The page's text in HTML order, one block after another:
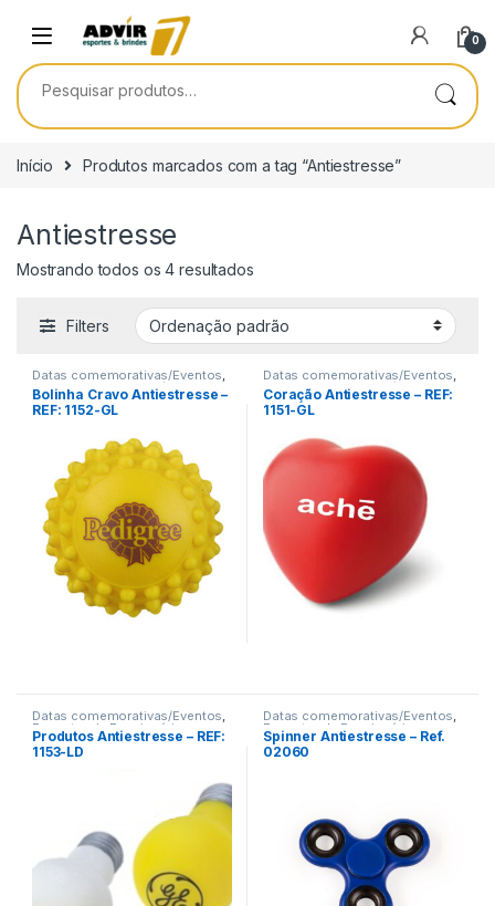
0
Pesquisar por:
Início Produtos marcados com a tag “Antiestresse”
Antiestresse
Mostrando todos os 4 resultados
Filters
Datas comemorativas/Eventos
Encontro de Funcionários
Encontro de Igrejas,Terceira
Idade,Viagem/Lazer/Uso
Bolinha Cravo Antiestresse –
REF: 1152-GL
Datas comemorativas/Eventos
Encontro de Funcionários
Encontro de Igrejas,Terceira
Idade,Viagem/Lazer/Uso
Coração Antiestresse – REF:
1151-GL
Datas comemorativas/Eventos,
Encontro de Funcionários
Encontro de Igrejas,Terceira
Idade ,Viagem/Lazer/Uso
Produtos Antiestresse – REF:
1153-LD
Datas comemorativas/Eventos,
Encontro de Funcionários,
Encontro de Igrejas,Terceira
Idade
Spinner Antiestresse – Ref.
02060